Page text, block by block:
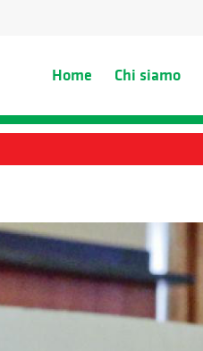
Home Chi siamo